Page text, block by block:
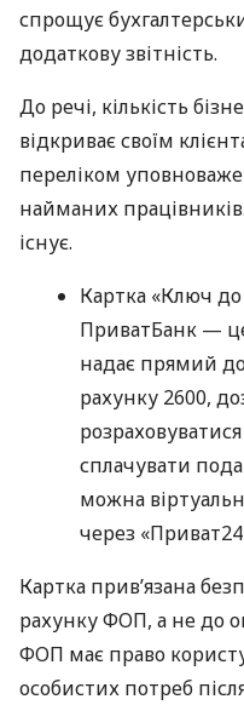
спрощує
додаткову звітність.
До речі, кількість
відкриває своїм
переліком
найманих
існує.
Картка «Ключ до
ПриватБанк —
надає прямий
рахунку 2600,
сплачувати
можна
через «Приват24
Картка прив’язана
рахунку ФОП, а не до
ФОП має право
особистих потреб